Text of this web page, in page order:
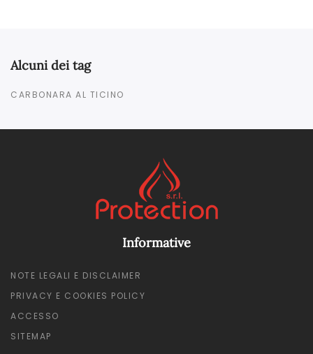
Alcuni dei tag
CARBONARA AL TICINO
Informative
NOTE LEGALI E DISCLAIMER
PRIVACY E COOKIES POLICY
ACCESSO
SITEMAP